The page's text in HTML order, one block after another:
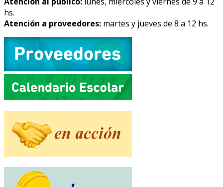
hs.
Atención a proveedores: martes y jueves de 8 a 12 hs.